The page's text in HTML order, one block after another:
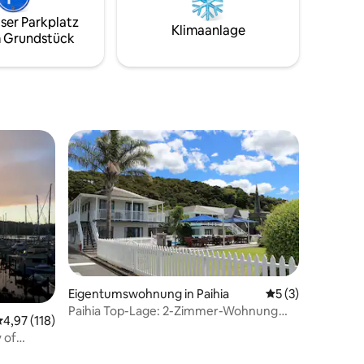
zur
geeignet
erkunden, was Northland zu bieten hat.
Voll ausgestattet, einfach ankommen!
Parkplatz
Grundstück
Klimaanlage
Bewertung: 4,97 von 5, 118 Bewertungen
4,97 (118)
of
Eigentumswohnung in Paihia
5 (3)
Paihia Top-Lage: 2-Zimmer-Wohnung